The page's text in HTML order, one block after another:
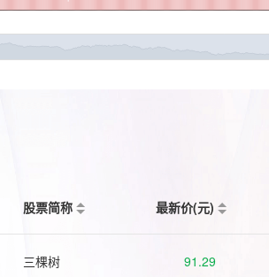
股票简称 最新价(元)
三棵树 91.29